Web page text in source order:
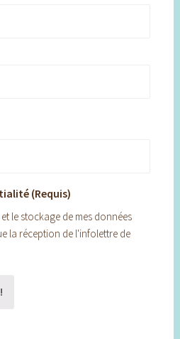
(Requis)
le stockage de mes données
la réception de l'infolettre de